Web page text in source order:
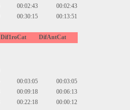
00:02:43
00:02:43
00:30:15 00:13:51
Dif1roCat DifAntCat
00:03:05
00:03:05
00:09:18
00:06:13
00:22:18
00:00:12